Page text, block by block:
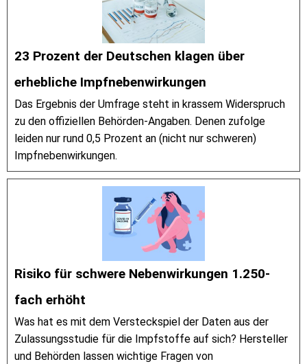
23 Prozent der Deutschen klagen über
erhebliche Impfnebenwirkungen
Das Ergebnis der Umfrage steht in krassem Widerspruch
zu den offiziellen Behörden-Angaben. Denen zufolge
leiden nur rund 0,5 Prozent an (nicht nur schweren)
Impfnebenwirkungen.
Risiko für schwere Nebenwirkungen 1.250-
fach erhöht
Was hat es mit dem Versteckspiel der Daten aus der
Zulassungsstudie für die Impfstoffe auf sich? Hersteller
und Behörden lassen wichtige Fragen von